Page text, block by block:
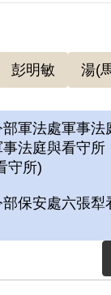
案」被捕，時
員；被捕後拘
地下室及六張
年。1972年
決結果處以
美術老師婉拒
中書畫生涯。
小的方形牢獄
個人場域，乃
彭明敏 湯(
軍法處軍事法
法庭與看守所
守所)
保安處六張犁